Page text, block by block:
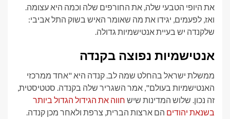
את היופי הטבעי שלה, את החורפים שלה וכמה היא עצומה.
ואז, לפעמים, יגידו את מה שאומר האיש בשוק התל אביבי:
שלקנדה יש ​​בעיית אנטישמיות גדולה.
אנטישמיות נפוצה בקנדה
ממשלת ישראל בהחלט שמה לב. קנדה היא "אחד ממרכזי
האנטישמיות בעולם", אמר השגריר שלה בקנדה. סטטיסטית,
זה נכון. שלוש המדינות שיש חווה את הגידול הגדול ביותר
בשנאת יהודים הם ארצות הברית, צרפת ולאחר מכן קנדה.